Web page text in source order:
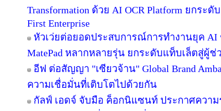
Transformation ด้วย AI OCR Platform ยกระ
First Enterprise
หัวเว่ยต่อยอดประสบการณ์การทำงานยุค AI
MatePad หลากหลายรุ่น ยกระดับแท็บเล็ตสู่ผู้
อีฟ ต่อสัญญา "เซียวจ้าน" Global Brand
ความเชื่อมั่นที่เติบโตไปด้วยกัน
กัลฟ์ เอดจ์ จับมือ ค็อกนิแซนท์ ประกาศควา